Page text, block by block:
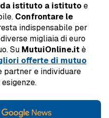
istituto a istitutoe
Confrontare le
indispensabile per
migliaia di euro
Su MutuiOnline.itè
offerte di mutuo
partner e individuare